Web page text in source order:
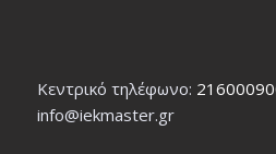
Κεντρικό τηλέφωνο:
info@iekmaster.gr